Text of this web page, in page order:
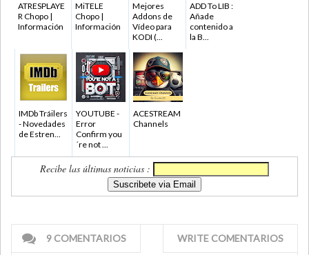
ATRESPLAYE
R Chopo |
Información
MiTELE
Chopo |
Información
Mejores
Addons de
Vídeo para
KODI (...
ADD To LIB :
Añade
contenido a
la B...
IMDb Tráilers
- Novedades
de Estren...
YOUTUBE -
Error
Confirm you
´re not ...
ACESTREAM
Channels
Recibe las últimas noticias :
9 COMENTARIOS WRITE COMENTARIOS